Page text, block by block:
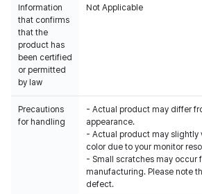
Information
that confirms
that the
product has
been certified
or permitted
by law
Not Applicable
Precautions
for handling
- Actual product may differ
appearance.
- Actual product may slightly
color due to your monitor
- Small scratches may occur
manufacturing. Please note
defect.